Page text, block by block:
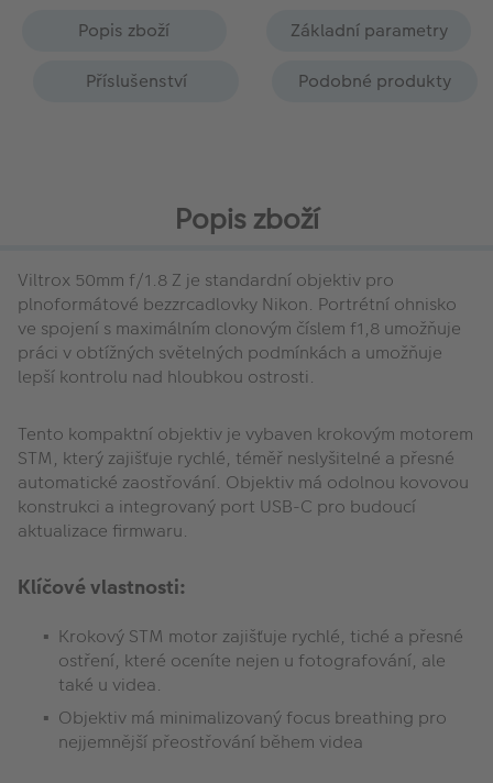
Popis zboží
Základní parametry
Příslušenství
Podobné produkty
Popis zboží
Viltrox 50mm f/1.8 Z je standardní objektiv pro
plnoformátové bezzrcadlovky Nikon. Portrétní ohnisko
ve spojení s maximálním clonovým číslem f1,8 umožňuje
práci v obtížných světelných podmínkách a umožňuje
lepší kontrolu nad hloubkou ostrosti.
Tento kompaktní objektiv je vybaven krokovým motorem
STM, který zajišťuje rychlé, téměř neslyšitelné a přesné
automatické zaostřování. Objektiv má odolnou kovovou
konstrukci a integrovaný port USB-C pro budoucí
aktualizace firmwaru.
Klíčové vlastnosti:
Krokový STM motor zajišťuje rychlé, tiché a přesné
ostření, které oceníte nejen u fotografování, ale
také u videa.
Objektiv má minimalizovaný focus breathing pro
nejjemnější přeostřování během videa